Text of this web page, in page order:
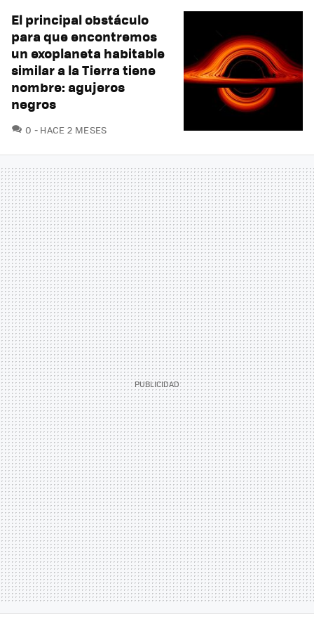
El principal obstáculo
para que encontremos
un exoplaneta habitable
similar a la Tierra tiene
nombre: agujeros
negros
0 COMENTARIOS
HACE 2 MESES